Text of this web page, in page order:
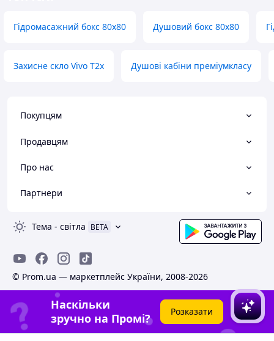
Гідромасажний бокс 80х80 Душовий бокс 80х80
Захисне скло Vivo T2x Душові кабіни преміумкласу
Покупцям
Продавцям
Про нас
Партнери
Тема - світла BETA
© Prom.ua — маркетплейс України, 2008-2026
Наскільки
зручно на Промі?
Розказати